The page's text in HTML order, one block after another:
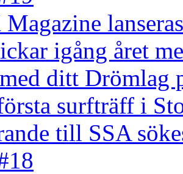
lanseras
igång året
ditt Drömlag
surfträff i
till SSA